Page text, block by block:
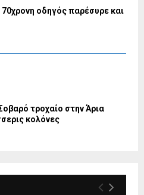
οδηγός παρέσυρε και
τροχαίο στην Άρια
κολόνες